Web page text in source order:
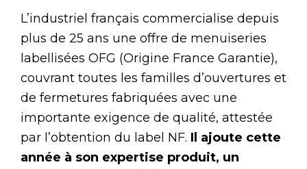
L’industriel français commercialise depuis
plus de 25 ans une offre de menuiseries
labellisées OFG (Origine France Garantie),
couvrant toutes les familles d’ouvertures et
de fermetures fabriquées avec une
importante exigence de qualité, attestée
par l’obtention du label NF. Il ajoute cette
année à son expertise produit, un